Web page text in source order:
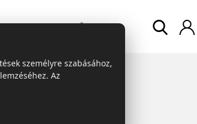
= Kedvező ár ESG
személyre szabásához,
Az